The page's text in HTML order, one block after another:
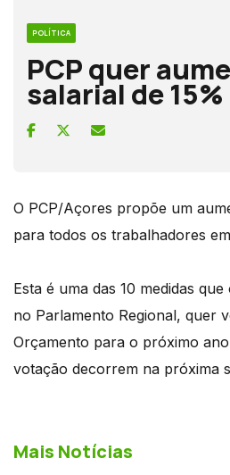
POLÍTICA
PCP quer
salarial de
O PCP/Açores propõe um
para todos os trabalhadores
Esta é uma das 10 medidas
no Parlamento Regional, quer
Orçamento para o próximo
votação decorrem na próxima
Mais Notícias